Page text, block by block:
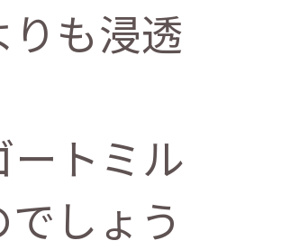
も浸透
トミル
しょう